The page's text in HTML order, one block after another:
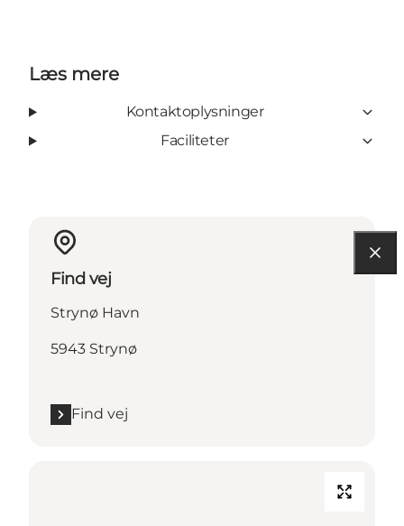
Læs mere
Kontaktoplysninger
Faciliteter
Find vej
Strynø Havn
5943 Strynø
Find vej